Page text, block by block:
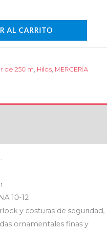
AL CARRITO
de 250 m Hilos MERCERÍA
10-12
y costuras de seguridad,
ornamentales finas y